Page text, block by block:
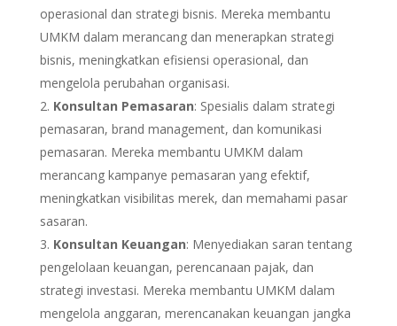
operasional dan strategi bisnis. Mereka membantu
UMKM dalam merancang dan menerapkan strategi
bisnis, meningkatkan efisiensi operasional, dan
mengelola perubahan organisasi.
Konsultan Pemasaran: Spesialis dalam strategi
pemasaran, brand management, dan komunikasi
pemasaran. Mereka membantu UMKM dalam
merancang kampanye pemasaran yang efektif,
meningkatkan visibilitas merek, dan memahami pasar
sasaran.
Konsultan Keuangan: Menyediakan saran tentang
pengelolaan keuangan, perencanaan pajak, dan
strategi investasi. Mereka membantu UMKM dalam
mengelola anggaran, merencanakan keuangan jangka